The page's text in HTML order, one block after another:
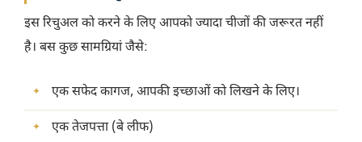
इस रिचुअल को करने के लिए आपको ज्यादा चीजों की जरूरत नहीं
है। बस कुछ सामग्रियां जैसे:
एक सफेद कागज, आपकी इच्छाओं को लिखने के लिए।
एक तेजपत्ता (बे लीफ)